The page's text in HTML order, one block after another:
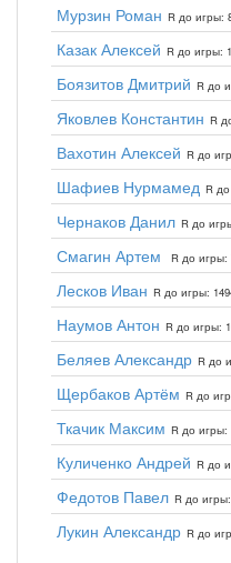
Мурзин Роман R до игры:
Казак Алексей R до игры:
Боязитов Дмитрий R до
Яковлев Константин R
Вахотин Алексей R до
Шафиев Нурмамед R до
Чернаков Данил R до
Смагин Артем R до игры:
Лесков Иван R до игры:
Наумов Антон R до игры:
Беляев Александр R до
Щербаков Артём R до
Ткачик Максим R до игры:
Куличенко Андрей R до
Федотов Павел R до игры:
Лукин Александр R до